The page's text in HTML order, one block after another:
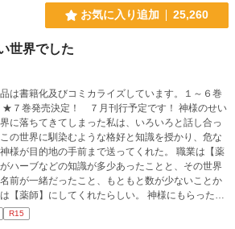
お気に入り追加 25,260
世界でした
は書籍化及びコミカライズしています。１～６巻
巻発売決定！ ７月刊行予定です！ 神様のせい
に落ちてきてしまった私は、いろいろと話し合っ
の世界に馴染むような格好と知識を授かり、危な
様が目的地の手前まで送ってくれた。 職業は【薬
ハーブなどの知識が多少あったことと、その世界
前が一緒だったこと、もともと数が少ないことか
師】にしてくれたらしい。 神様にもらったも
め、ドキドキしながらも国境を無事に越え、街で
ったから買い物だけしてその街を出た。 街道を歩
R15